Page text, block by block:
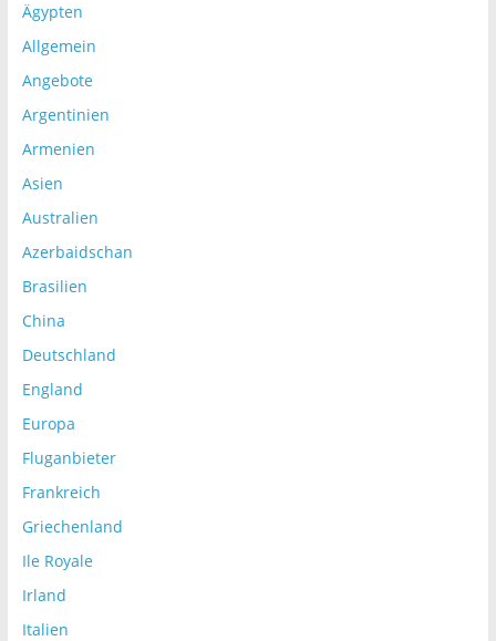
Ägypten
Allgemein
Angebote
Argentinien
Armenien
Asien
Australien
Azerbaidschan
Brasilien
China
Deutschland
England
Europa
Fluganbieter
Frankreich
Griechenland
Ile Royale
Irland
Italien